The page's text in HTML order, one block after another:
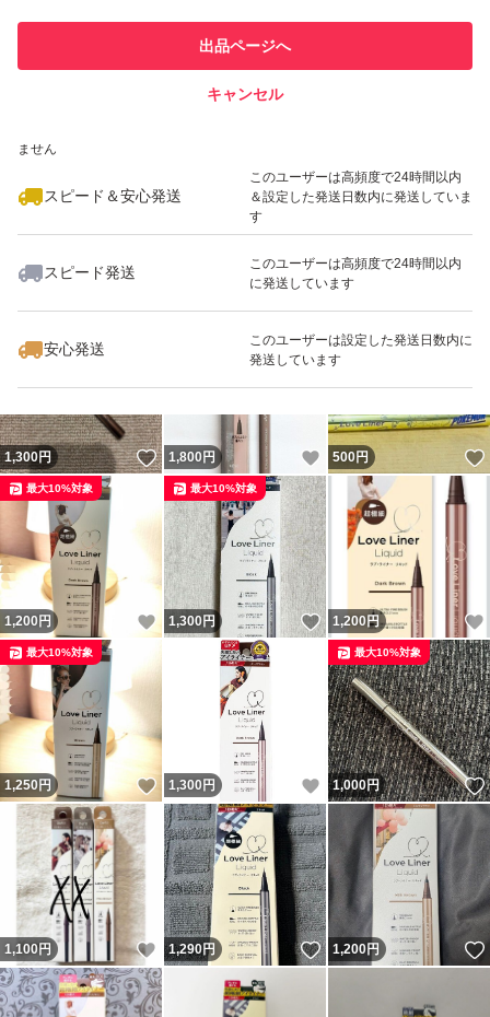
での取引実績があります
ません
スピード＆安心発送
このユーザーは高頻度で24時間以内
＆設定した発送日数内に発送していま
す
スピード発送
このユーザーは高頻度で24時間以内
に発送しています
安心発送
このユーザーは設定した発送日数内に
発送しています
出品ページへ
キャンセル
いいね！
1,290
1,300円 いいね！
1,800 円 いいね！
500円
1,200 円 いいね！
最大10%対象
1,300円 いいね！
最大10%対象
1,200円
1,250円 いいね！
最大10%対象
1,300 円 いいね！
1,000円
最大10%対象
1,100円 いいね！
1,290円 いいね！
1,200円